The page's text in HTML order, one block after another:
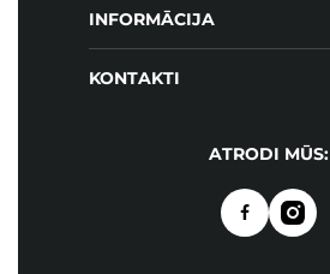
INFORMĀCIJA
KONTAKTI
ATRODI MŪS: